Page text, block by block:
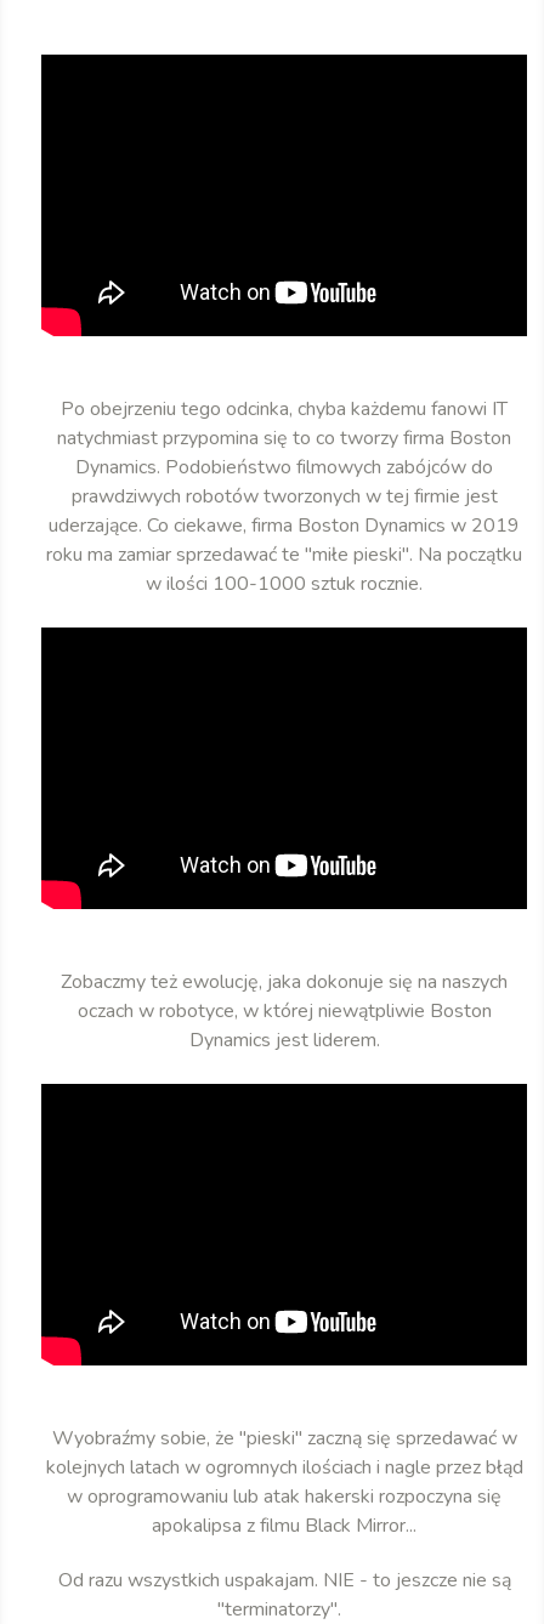
Po obejrzeniu tego odcinka, chyba każdemu fanowi IT
natychmiast przypomina się to co tworzy firma Boston
Dynamics. Podobieństwo filmowych zabójców do
prawdziwych robotów tworzonych w tej firmie jest
uderzające. Co ciekawe, firma Boston Dynamics w 2019
roku ma zamiar sprzedawać te "miłe pieski". Na początku
w ilości 100-1000 sztuk rocznie.
Zobaczmy też ewolucję, jaka dokonuje się na naszych
oczach w robotyce, w której niewątpliwie Boston
Dynamics jest liderem.
Wyobraźmy sobie, że "pieski" zaczną się sprzedawać w
kolejnych latach w ogromnych ilościach i nagle przez błąd
w oprogramowaniu lub atak hakerski rozpoczyna się
apokalipsa z filmu Black Mirror...
Od razu wszystkich uspakajam. NIE - to jeszcze nie są
"terminatorzy".